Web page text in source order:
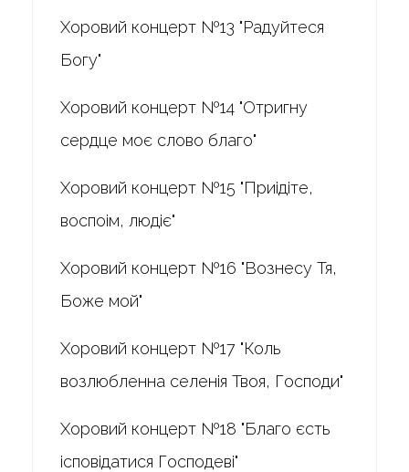
Хоровий концерт №13 "Радуйтеся
Богу"
Хоровий концерт №14 "Отригну
сердце моє слово благо"
Хоровий концерт №15 "Приідіте,
воспоім, людіє"
Хоровий концерт №16 "Вознесу Тя,
Боже мой"
Хоровий концерт №17 "Коль
возлюбленна селенія Твоя, Господи"
Хоровий концерт №18 "Благо єсть
ісповідатися Господеві"